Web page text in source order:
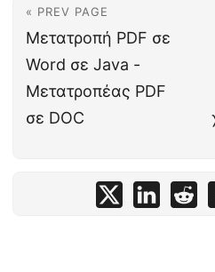
« PREV PAGE
Μετατροπή PDF σε
Word σε Java -
Μετατροπέας PDF
σε DOC